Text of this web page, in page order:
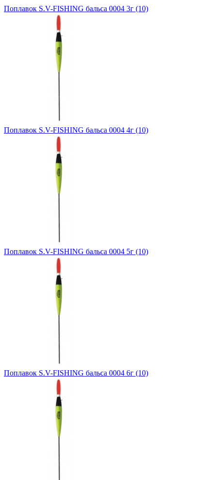
Поплавок S.V-FISHING бальса 0004 3г (10)
Поплавок S.V-FISHING бальса 0004 4г (10)
Поплавок S.V-FISHING бальса 0004 5г (10)
Поплавок S.V-FISHING бальса 0004 6г (10)